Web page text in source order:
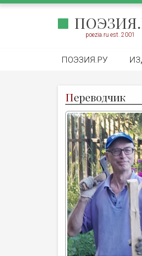
poezia.ru est. 2001
ПОЭЗИЯ.РУ
Переводчик